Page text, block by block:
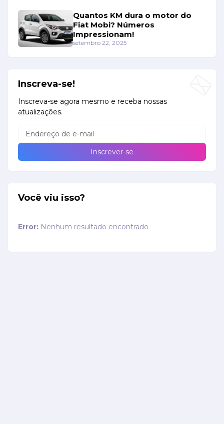
Quantos KM dura o motor do
Fiat Mobi? Números
Impressionam!
setembro 22, 2025
Inscreva-se!
Inscreva-se agora mesmo e receba nossas
atualizações.
Você viu isso?
Error: Nenhum resultado encontrado